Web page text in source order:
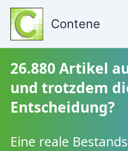
Zum
Inhalt
springen
Contene
26.880 Artikel
und trotzdem
Entscheidung?
Eine reale